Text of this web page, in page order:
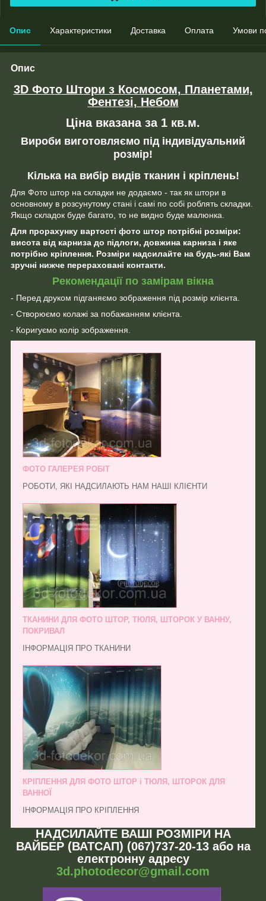
Опис Характеристики Доставка Оплата Умови
Опис
3D Фото Штори з Космосом, Планетами,
Фентезі, Небом
Ціна вказана за 1 кв.м.
Вироби виготовляємо під індивідуальний
розмір!
Кілька на вибір видів тканин і кріплень!
Для Фото штор на складки не додаємо - так як штори в
основному в розсунутому стані і самі по собі роблять складки.
Якщо складок буде багато, то не видно буде малюнка.
Для прорахунку вартості фото штор потрібні розміри:
висота від карниза до підлоги, довжина карниза і яке
потрібно кріплення. Розміри надсилайте на будь-які Вам
зручні нижче перераховані контакти.
Рекомендації по замірам вікна
- Перед друком підганяємо зображення під розмір клієнта.
- Створюємо колажі за побажанням клієнта.
- Коригуємо колір зображення.
ФОТО ГАЛЕРЕЯ РОБІТ
РОБОТИ, ЯКІ НАДСИЛАЮТЬ НАМ НАШІ КЛІЄНТИ
ТКАНИНИ ДЛЯ ФОТО ШТОР, ТЮЛЯ, ШТОРОК У ВАННУ,
ПОКРИВАЛ
ІНФОРМАЦІЯ ПРО ТКАНИНИ
КРІПЛЕННЯ ДЛЯ ФОТО ШТОР і ТЮЛЯ, ШТОРОК ДЛЯ
ВАННОЇ
ІНФОРМАЦІЯ ПРО КРІПЛЕННЯ
НАДСИЛАЙТЕ ВАШІ РОЗМІРИ НА
ВАЙБЕР (ВАТСАП) (067)737-20-13 або на
електронну адресу
3d.photodecor@gmail.com